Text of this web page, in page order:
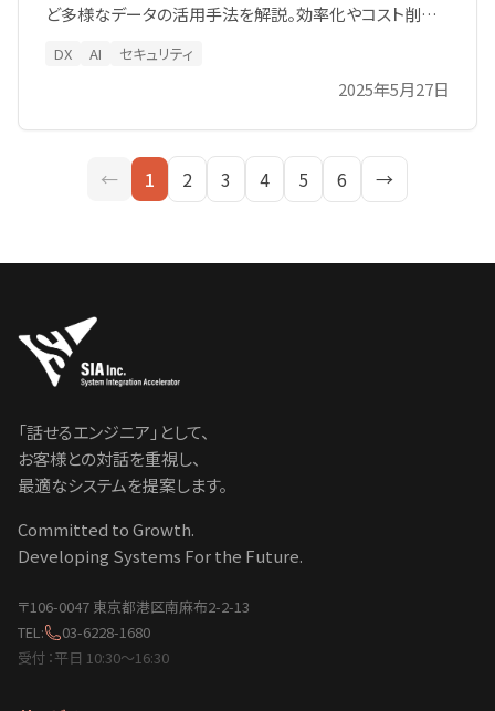
ど多様なデータの活用手法を解説。効率化やコスト削減、
安、導入ステップを紹介します。レガシーシステム刷新や
SaaS間連携など、段階的に実現可能なアプローチも掲
DX AI セキュリティ
2025年5月27日
← 1 2 3 4 5 6 →
「話せるエンジニア」として、
お客様との対話を重視し、
最適なシステムを提案します。
Committed to Growth.
Developing Systems For the Future.
〒106-0047 東京都港区南麻布2-2-13
TEL:
03-6228-1680
受付：平日 10:30〜16:30